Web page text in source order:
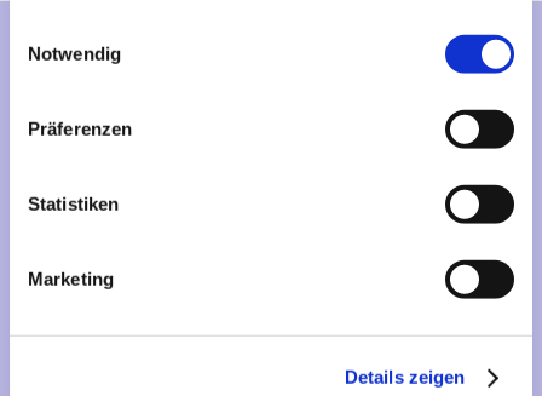
Notwendig
Präferenzen
Statistiken
Marketing
Details zeigen
Mehr über...
Vertrag widerrufen
Informationen
Liefer- und Versandkosten